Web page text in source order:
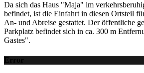
Da sich das Haus "Maja" im
befindet, ist die Einfahrt in diesen Ortsteil
An- und Abreise gestattet. Der öffentliche
Parkplatz befindet sich in ca. 300 m
Gastes".
Error